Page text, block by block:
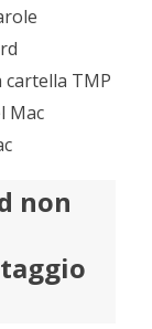
cartella TMP
Mac
non